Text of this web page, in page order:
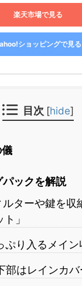
楽天市場で見る
ショッピングで見る
目次 [hide]
ックを解説
ルターや鍵を収
」
ぷり入るメイン
部はレインカバ